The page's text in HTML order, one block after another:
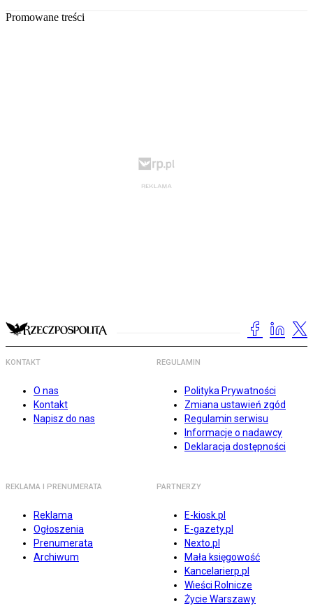
Promowane treści
KONTAKT
O nas
Kontakt
Napisz do nas
REGULAMIN
Polityka Prywatności
Zmiana ustawień zgód
Regulamin serwisu
Informacje o nadawcy
Deklaracja dostępności
REKLAMA I PRENUMERATA
Reklama
Ogłoszenia
Prenumerata
Archiwum
PARTNERZY
E-kiosk.pl
E-gazety.pl
Nexto.pl
Mała księgowość
Kancelarierp.pl
Wieści Rolnicze
Życie Warszawy